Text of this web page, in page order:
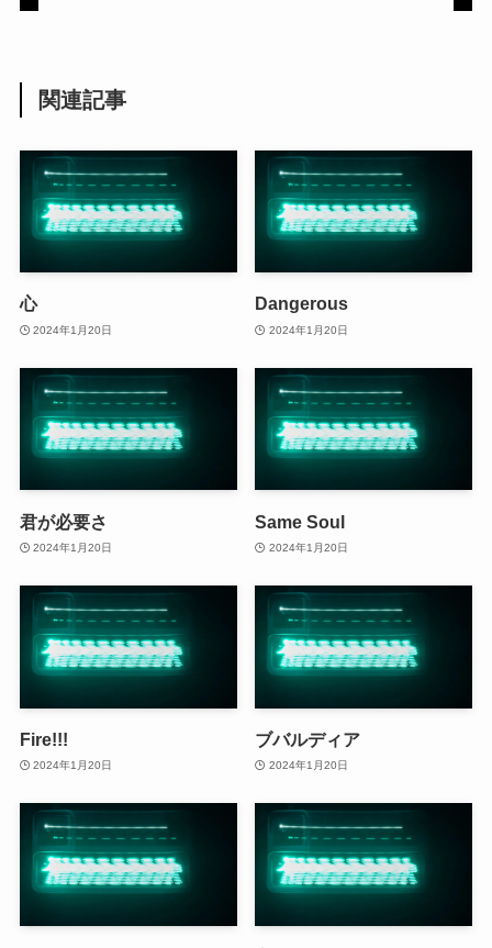
関連記事
心
2024年1月20日
Dangerous
2024年1月20日
君が必要さ
2024年1月20日
Same Soul
2024年1月20日
Fire!!!
2024年1月20日
ブバルディア
2024年1月20日